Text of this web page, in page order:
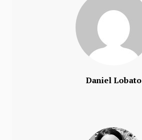
Daniel Lobato